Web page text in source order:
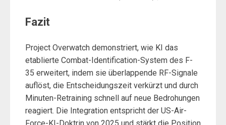
Fazit
Project Overwatch demonstriert, wie KI das
etablierte Combat-Identification-System des F-
35 erweitert, indem sie überlappende RF-Signale
auflöst, die Entscheidungszeit verkürzt und durch
Minuten-Retraining schnell auf neue Bedrohungen
reagiert. Die Integration entspricht der US-Air-